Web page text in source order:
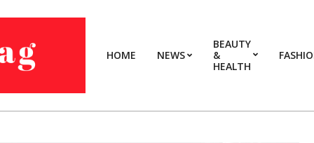
HOME NEWS
BEAUTY
&
HEALTH